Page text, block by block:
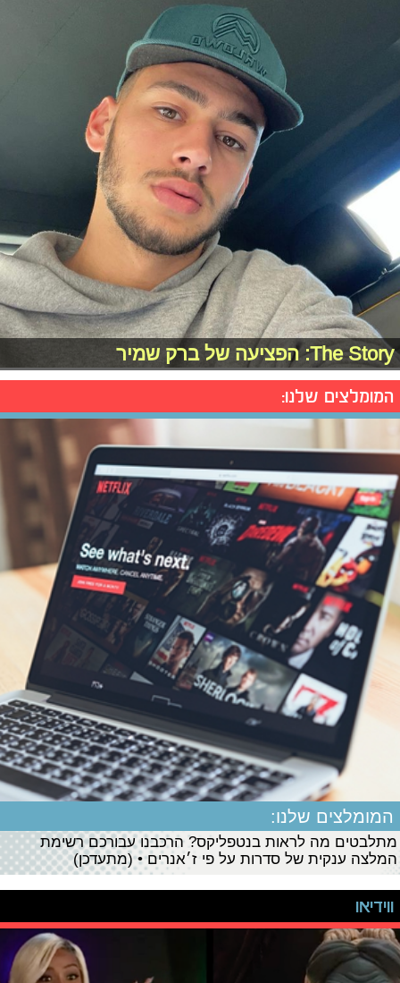
The Story: הפציעה של ברק שמיר
המומלצים שלנו:
המומלצים שלנו:
מתלבטים מה לראות בנטפליקס? הרכבנו עבורכם רשימת
המלצה ענקית של סדרות על פי ז׳אנרים • (מתעדכן)
ווידיאו